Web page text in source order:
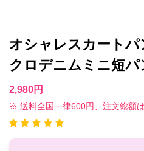
オシャレスカート
クロデニムミニ短
2,980円
※ 送料全国一律600円、注文総額